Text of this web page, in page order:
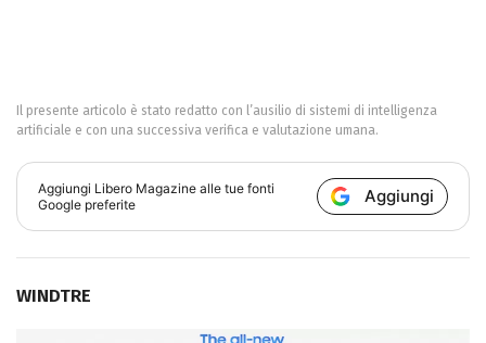
Il presente articolo è stato redatto con l’ausilio di sistemi di intelligenza
artificiale e con una successiva verifica e valutazione umana.
Aggiungi Libero Magazine alle tue fonti
Google preferite
Aggiungi
WINDTRE